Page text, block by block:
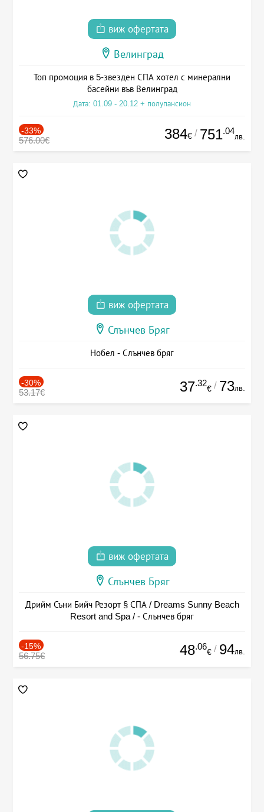
виж офертата
Велинград
Топ промоция в 5-звезден СПА хотел с минерални
басейни във Велинград
Дата: 01.09 - 20.12 + полупансион
-33%
576.00€ 384€ / 751.04
лв.
виж офертата
Слънчев Бряг
Нобел - Слънчев бряг
-30%
53.17€ 37.32
€ / 73лв.
виж офертата
Слънчев Бряг
Дрийм Съни Бийч Резорт § СПА / Dreams Sunny Beach
Resort and Spa / - Слънчев бряг
-15%
56.75€ 48.06
€ / 94лв.